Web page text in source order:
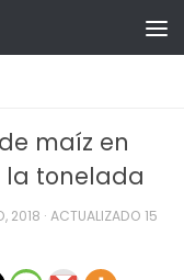
maíz en
la tonelada
2018 · ACTUALIZADO 15